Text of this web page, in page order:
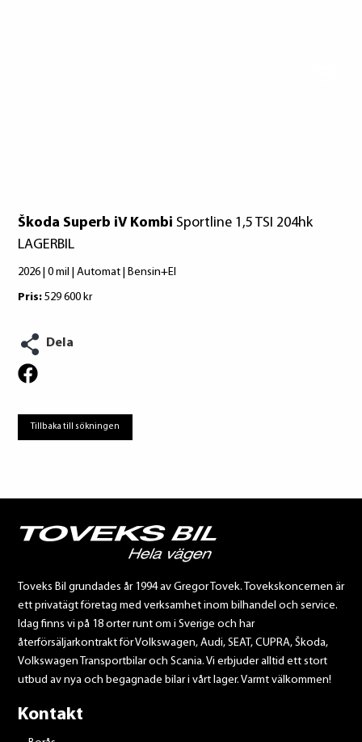
Škoda Superb iV Kombi Sportline 1,5 TSI 204hk
LAGERBIL
2026 | 0 mil | Automat | Bensin+El
Pris: 529 600 kr
Dela
Tillbaka till sökningen
Toveks Bil grundades år 1994 av Gregor Tovek. Tovekskoncernen är
ett privatägt företag med verksamhet inom bilhandel och service.
Idag finns vi på 18 orter runt om i Sverige och har
återförsäljarkontrakt för Volkswagen, Audi, SEAT, CUPRA, Škoda,
Volkswagen Transportbilar och Scania. Vi erbjuder alltid ett stort
utbud av nya och begagnade bilar i vårt lager. Varmt välkommen!
Kontakt